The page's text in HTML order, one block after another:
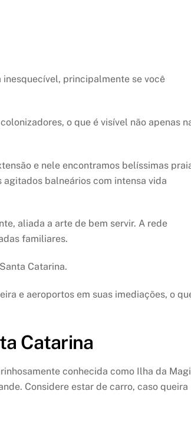
inesquecível, principalmente se você
o que é visível não apenas
e nele encontramos belíssimas
balneários com intensa vida
aliada a arte de bem servir. A rede
familiares.
Catarina.
e aeroportos em suas imediações, o
Catarina
conhecida como Ilha da
Considere estar de carro, caso queira